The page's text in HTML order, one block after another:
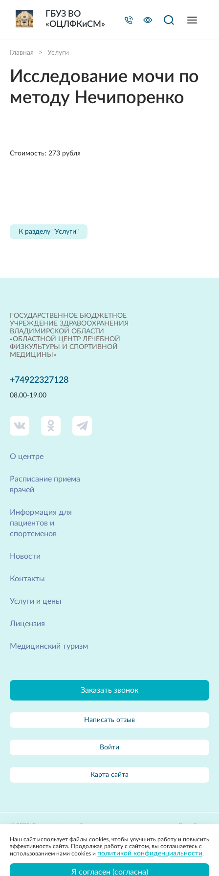
Главная > Услуги
Исследование мочи по
методу Нечипоренко
Стоимость: 273 рубля
К разделу "Услуги"
ГБУЗ ВО
«ОЦЛФКиСМ»
ГОСУДАРСТВЕННОЕ БЮДЖЕТНОЕ
УЧРЕЖДЕНИЕ ЗДРАВООХРАНЕНИЯ
ВЛАДИМИРСКОЙ ОБЛАСТИ
«ОБЛАСТНОЙ ЦЕНТР ЛЕЧЕБНОЙ
ФИЗКУЛЬТУРЫ И СПОРТИВНОЙ
МЕДИЦИНЫ»
+74922327128
08.00-19.00
О центре
Расписание приема
врачей
Информация для
пациентов и
спортсменов
Новости
Контакты
Услуги и цены
Лицензия
Медицинский туризм
Заказать звонок
Написать отзыв
Войти
Карта сайта
2022, Государственное бюджетное учреждение
лечебной физкультуры и спортивной медицины»
Политика конфиденциальности
Разработка
Apricode
Вся представленная на сайте информация, касающаяся стоимости
товаров и услуг, носит информационный характер и ни при каких
условиях не является публичной офертой, определяемой положениями
Наш сайт использует файлы cookies, чтобы улучшить работу и повысить
эффективность сайта. Продолжая работу с сайтом, вы соглашаетесь с
использованием нами cookies и политикой конфиденциальности.
Я согласен (согласна)